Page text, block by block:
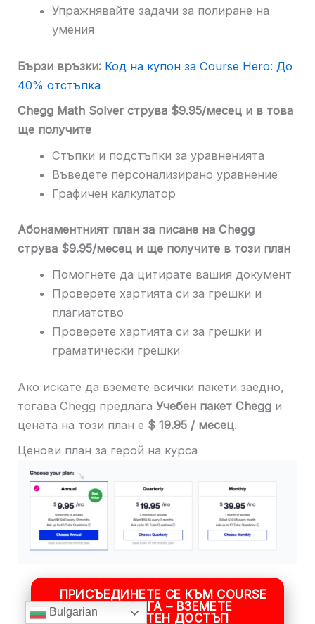
Упражнявайте задачи за полиране на
умения
Бързи връзки: Код на купон за Course Hero: До
40% отстъпка
Chegg Math Solver струва $9.95/месец и в това
ще получите
Стъпки и подстъпки за уравненията
Въведете персонализирано уравнение
Графичен калкулатор
Абонаментният план за писане на Chegg
струва $9.95/месец и ще получите в този план
Помогнете да цитирате вашия документ
Проверете хартията си за грешки и
плагиатство
Проверете хартията си за грешки и
граматически грешки
Ако искате да вземете всички пакети заедно,
тогава Chegg предлага Учебен пакет Chegg и
цената на този план е $ 19.95 / месец.
Ценови план за герой на курса
ПРИСЪЕДИНЕТЕ СЕ КЪМ COURSE
HERO СЕГА – ВЗЕМЕТЕ
БЕЗПЛАТЕН ДОСТЪП
Bulgarian